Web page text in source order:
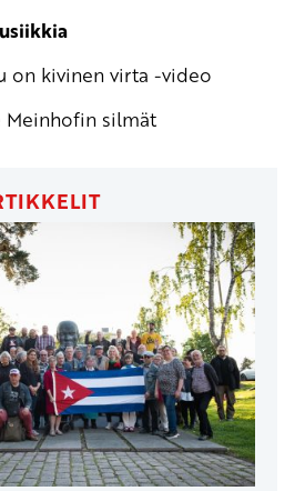
on kivinen virta -video
Meinhofin silmät